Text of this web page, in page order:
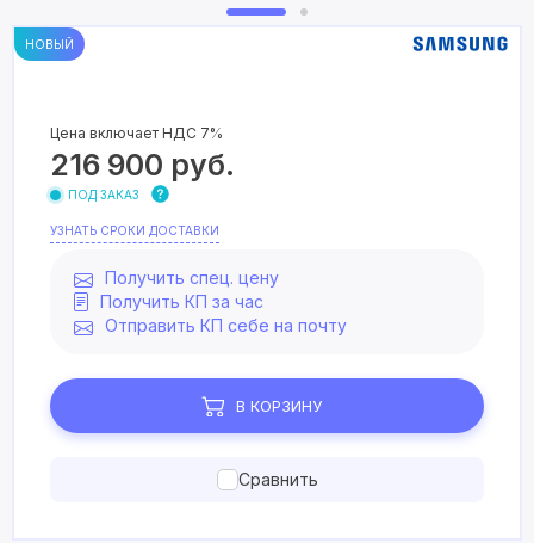
НОВЫЙ
Цена включает НДС 7%
216 900 руб.
ПОД ЗАКАЗ
УЗНАТЬ СРОКИ ДОСТАВКИ
Получить спец. цену
Получить КП за час
Отправить КП себе на почту
В КОРЗИНУ
Сравнить